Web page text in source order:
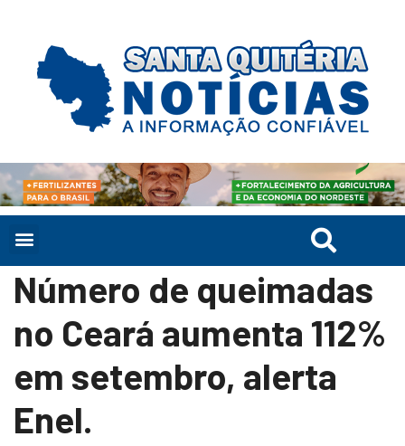
Número de queimadas
no Ceará aumenta 112%
em setembro, alerta
Enel.